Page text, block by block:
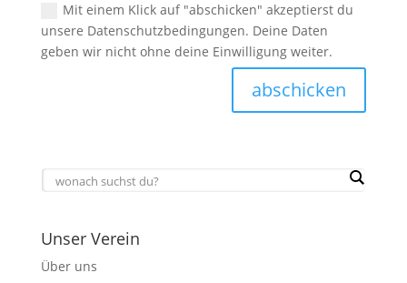
Mit einem Klick auf "abschicken" akzeptierst du
unsere Datenschutzbedingungen. Deine Daten
geben wir nicht ohne deine Einwilligung weiter.
abschicken
Unser Verein
Über uns